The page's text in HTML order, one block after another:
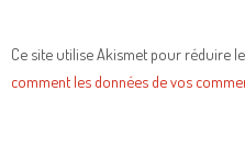
Ce site utilise Akismet pour réduire
comment les données de vos